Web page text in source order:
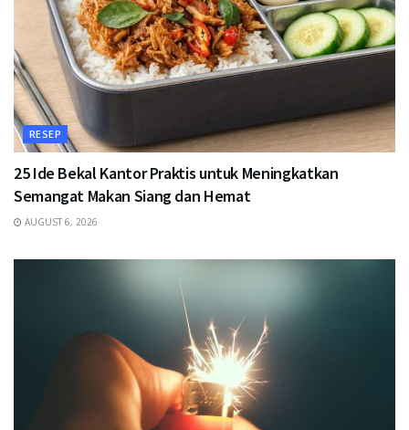
RESEP
25 Ide Bekal Kantor Praktis untuk Meningkatkan
Semangat Makan Siang dan Hemat
AUGUST 6, 2026